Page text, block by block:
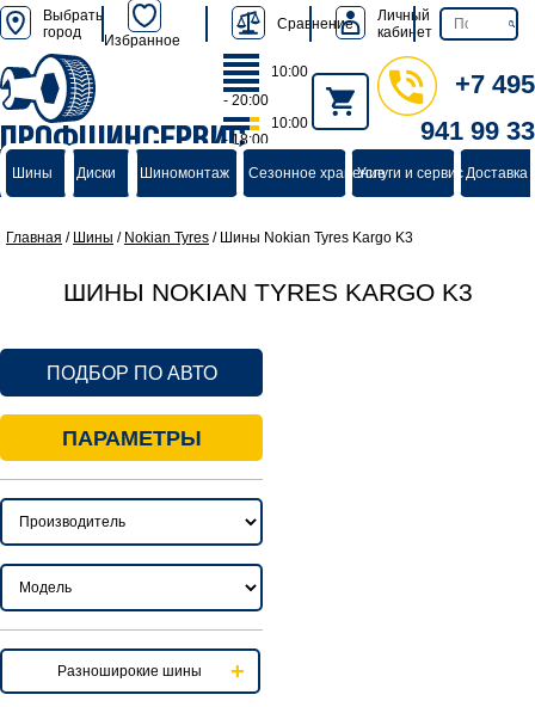
Выбрать
город
Избранное
Сравнение
Личный
кабинет
ПРОФШИНСЕРВИС
группа компаний
10:00
- 20:00
10:00
- 18:00
+7 495
941 99 33
Шины Диски Шиномонтаж Сезонное хранениеУслуги и сервисДоставка
Главная / Шины / Nokian Tyres / Шины Nokian Tyres Kargo K3
ШИНЫ NOKIAN TYRES KARGO K3
ПОДБОР ПО АВТО
ПАРАМЕТРЫ
Разноширокие шины